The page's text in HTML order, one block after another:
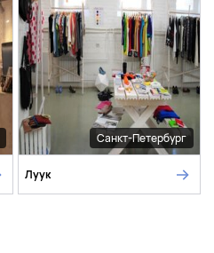
Санкт-Петербург
Луук